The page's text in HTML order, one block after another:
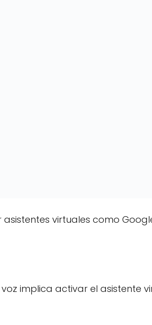
virtuales como
implica activar el asistente